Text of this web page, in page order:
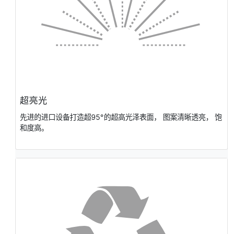
超亮光
先进的进⼝设备打造超95°的超⾼光泽表⾯， 图案清晰透亮， 饱
和度⾼。